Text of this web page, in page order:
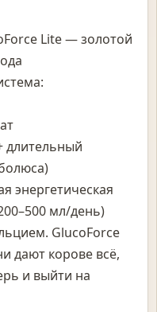
Lite — золотой
длительный
энергетическая
мл/день)
GlucoForce
дают корове всё,
и выйти на